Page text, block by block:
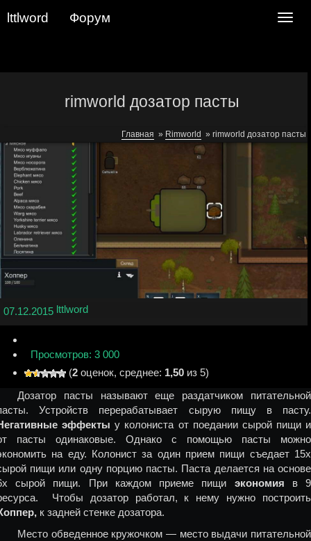
lttlword Форум
rimworld дозатор пасты
Главная » Rimworld » rimworld дозатор пасты
07.12.2015 lttlword
Просмотров: 3 000
(2 оценок, среднее: 1,50 из 5)
Дозатор пасты называют еще раздатчиком питательной
Устройств перерабатывает сырую пищу в пасту.
эффекты у колониста от поедании сырой пищи и
пасты одинаковые. Однако с помощью пасты можно
на еду. Колонист за один прием пищи съедает 15х
пищи или одну порцию пасты. Паста делается на основе
сырой пищи. При каждом приеме пищи экономия в 9
Чтобы дозатор работал, к нему нужно построить
к задней стенке дозатора.
Место обведенное кружочком — место выдачи питательной